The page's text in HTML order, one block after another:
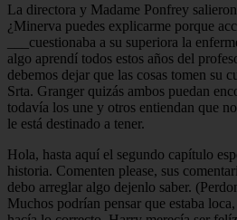
La directora y Madame Ponfrey salieron
¿Minerva puedes explicarme porque
___cuestionaba a su superiora la
algo aprendí todos estos años del
debemos dejar que las cosas tomen su
Srta. Granger quizás ambos puedan
todavía los une y otros entiendan que
le está destinado a tener.
Hola, hasta aquí el segundo capítulo
historia. Comenten please, sus
debo arreglar algo dejenlo saber.
Muchos podrían pensar que estaba